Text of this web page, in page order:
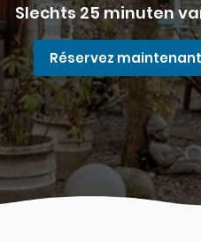
Slechts 25 minuten
Réservez maintenant